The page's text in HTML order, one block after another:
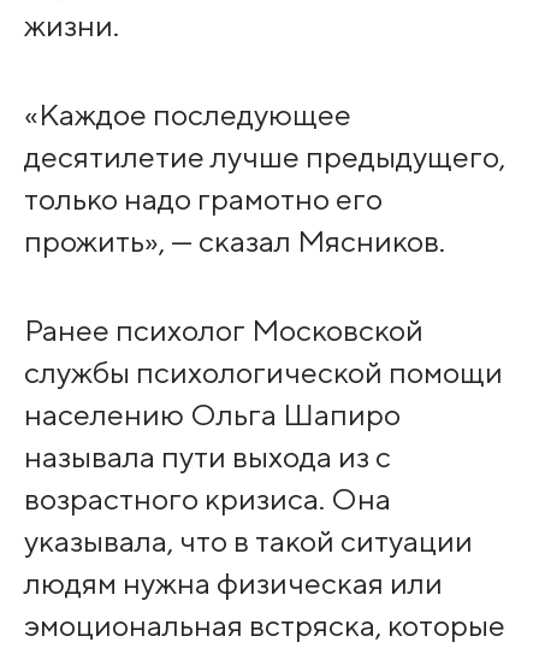
жизни.
«Каждое последующее
десятилетие лучше предыдущего,
только надо грамотно его
прожить», — сказал Мясников.
Ранее психолог Московской
службы психологической помощи
населению Ольга Шапиро
называла пути выхода из с
возрастного кризиса. Она
указывала, что в такой ситуации
людям нужна физическая или
эмоциональная встряска, которые